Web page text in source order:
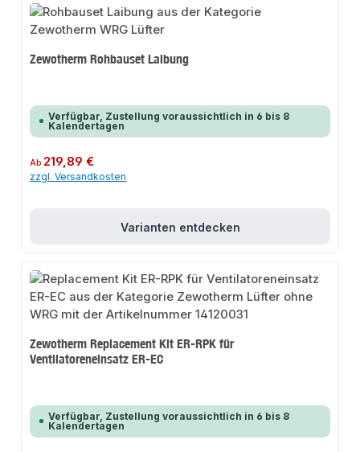
Zewotherm Rohbauset Laibung
Verfügbar, Zustellung voraussichtlich in 6 bis 8
Kalendertagen
Regulärer Preis:
Ab 219,89 €
zzgl. Versandkosten
Varianten entdecken
Zewotherm Replacement Kit ER-RPK für
Ventilatoreneinsatz ER-EC
Verfügbar, Zustellung voraussichtlich in 6 bis 8
Kalendertagen